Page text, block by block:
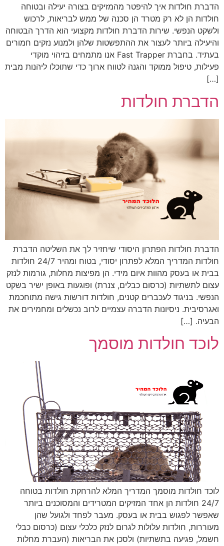
הדברת חולדות איך להיפטר מהמזיקים בצורה יעילה ובטוחה
חולדות הן לא רק מטרד הן סכנה של ממש לבריאות, לרכוש
ולשקט הנפשי. שירות הדברת חולדות מקצועי הוא הדרך הבטוחה
והיעילה ביותר לעצור את ההתפשטות שלהן ולמנוע נזקים חמורים
בעתיד. בחברת Fast Trapper אנו מתמחים בזיהוי מוקדי
פעילות, טיפול ממוקד והגנה לטווח ארוך כדי שתוכלו ליהנות מבית
[…]
הדברת חולדות
הדברת חולדות הפתרון היסודי שיחזיר לך את השליטה הדברת
חולדות המדריך המלא לפתרון יסודי, בטוח ומהיר 24/7 חולדות
בבית או בעסק מהוות איום מידי. הן מפיצות מחלות, גורמות לנזק
עצום לתשתיות (כרסום כבלים, צנרת) ופוגעות באופן ישיר בשקט
הנפשי. בניגוד לעכברים קטנים, חולדות דורשות גישה מתוחכמת
ואגרסיבית. ניסיונות הדברה עצמיים לרוב נכשלים ומחמירים את
הבעיה. […]
לוכד חולדות מוסמך
לוכד חולדות מוסמך המדריך המלא להרחקת חולדות בטוחה
24/7 חולדות הן אחד המזיקים המטרידים והמסוכנים ביותר
שאפשר לפגוש בבית או בעסק. מעבר לפחד ולגועל שהן
מעוררות, חולדות עלולות לגרום לנזק כלכלי עצום (כרסום כבלי
חשמל, פגיעה בתשתיות) ולסכן את הבריאות (העברת מחלות